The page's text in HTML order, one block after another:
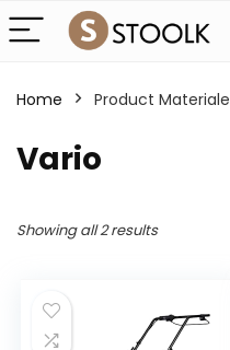
Home Product Materiale
‎Vario
Showing all 2 results